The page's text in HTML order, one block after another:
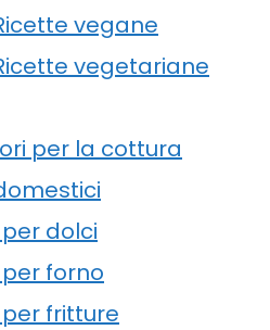
vegane
vegetariane
per la cottura
dolci
forno
fritture